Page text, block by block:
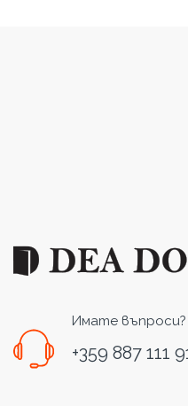
Имате
+359 887 111